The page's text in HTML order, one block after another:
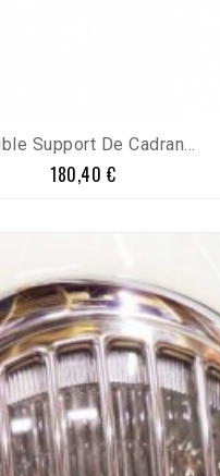
Support De Cadran...
Prix
180,40 €